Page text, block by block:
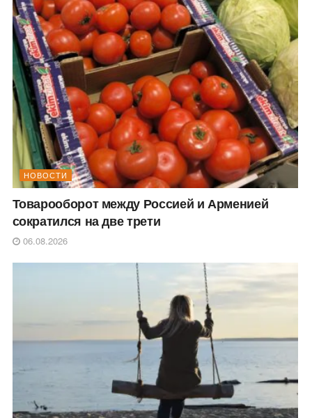
НОВОСТИ
Товарооборот между Россией и Арменией
сократился на две трети
06.08.2026